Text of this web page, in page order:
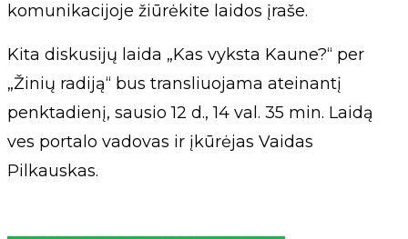
komunikacijoje žiūrėkite laidos įraše.
Kita diskusijų laida „Kas vyksta Kaune?“ per
„Žinių radiją“ bus transliuojama ateinantį
penktadienį, sausio 12 d., 14 val. 35 min. Laidą
ves portalo vadovas ir įkūrėjas Vaidas
Pilkauskas.